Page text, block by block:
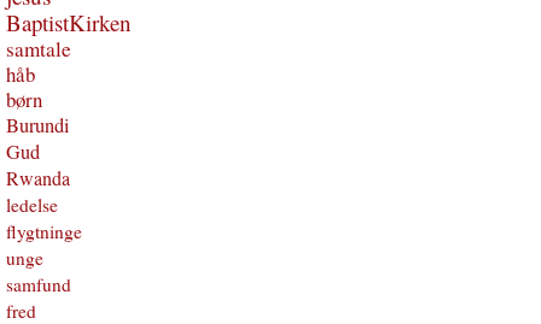
BaptistKirken
samtale
håb
børn
Burundi
Gud
Rwanda
ledelse
flygtninge
unge
samfund
fred